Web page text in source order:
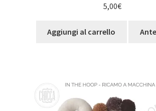
su 5
5,00€
Aggiungi al carrello